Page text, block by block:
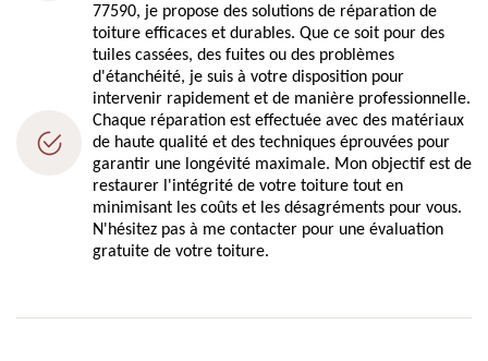
77590, je propose des solutions de réparation de
toiture efficaces et durables. Que ce soit pour des
tuiles cassées, des fuites ou des problèmes
d'étanchéité, je suis à votre disposition pour
intervenir rapidement et de manière professionnelle.
Chaque réparation est effectuée avec des matériaux
de haute qualité et des techniques éprouvées pour
garantir une longévité maximale. Mon objectif est de
restaurer l'intégrité de votre toiture tout en
minimisant les coûts et les désagréments pour vous.
N'hésitez pas à me contacter pour une évaluation
gratuite de votre toiture.